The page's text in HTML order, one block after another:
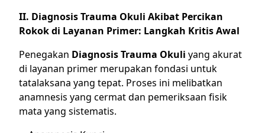
II. Diagnosis Trauma Okuli Akibat Percikan
Rokok di Layanan Primer: Langkah Kritis Awal
Penegakan Diagnosis Trauma Okuli yang akurat
di layanan primer merupakan fondasi untuk
tatalaksana yang tepat. Proses ini melibatkan
anamnesis yang cermat dan pemeriksaan fisik
mata yang sistematis.